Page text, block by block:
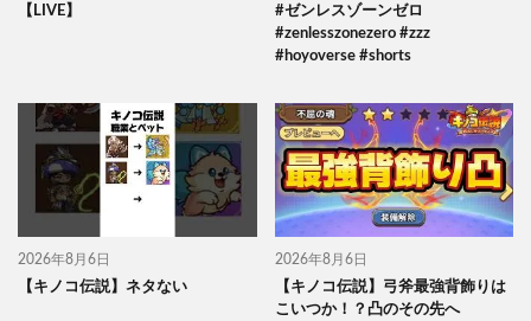
【LIVE】
#ゼンレスゾーンゼロ
#zenlesszonezero #zzz
#hoyoverse #shorts
2026年8月6日
【キノコ伝説】ネタない
2026年8月6日
【キノコ伝説】弓斧最強背飾りは
こいつか！？凸のその先へ